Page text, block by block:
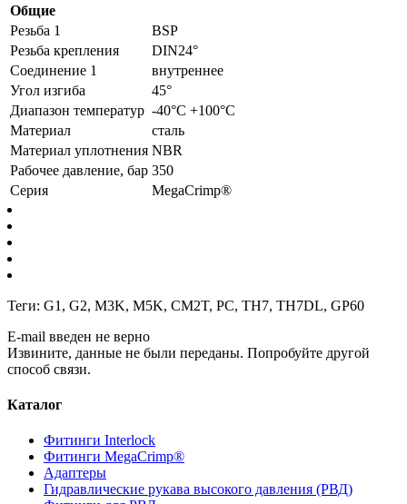
Общие
Резьба 1
BSP
Резьба крепления
DIN24°
Соединение 1
внутреннее
Угол изгиба
45°
Диапазон температур -40°C +100°C
Материал
сталь
Материал уплотнения NBR
Рабочее давление, бар 350
Серия
MegaCrimp®
Теги: G1 , G2, M3K, M5K, CM2T, PC, TH7, TH7DL, GP60
E-mail введен не верно
Извините, данные не были переданы. Попробуйте другой
способ связи.
Каталог
Фитинги Interlock
Фитинги MegaCrimp®
Адаптеры
Гидравлические рукава высокого давления (РВД)